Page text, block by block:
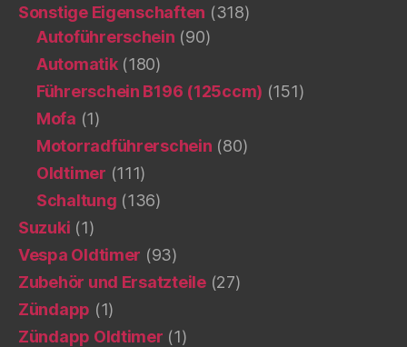
Sonstige Eigenschaften (318)
Autoführerschein (90)
Automatik(180)
Führerschein B196 (125ccm) (151)
Mofa (1)
Motorradführerschein (80)
Oldtimer (111)
Schaltung (136)
Suzuki (1)
Vespa Oldtimer (93)
Zubehör und Ersatzteile(27)
Zündapp (1)
Zündapp Oldtimer (1)